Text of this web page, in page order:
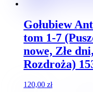
Gołubiew
tom 1-7
nowe, Złe
Rozdroża)
120,00 zł